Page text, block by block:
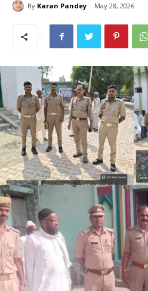
By Karan Pandey May 28, 2026